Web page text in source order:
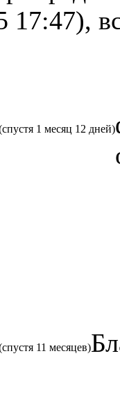
17:47),
1 месяц 12 дней)
11 месяцев)